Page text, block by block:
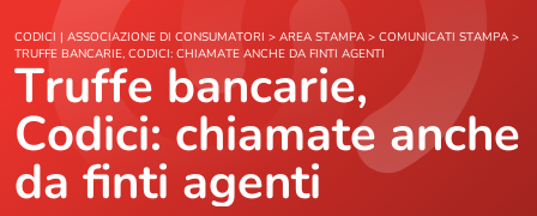
Chi Siamo
Cosa Facciamo
Area Stampa
CODICI | ASSOCIAZIONE DI CONSUMATORI > AREA STAMPA > COMUNICATI STAMPA >
TRUFFE BANCARIE, CODICI: CHIAMATE ANCHE DA FINTI AGENTI
Truffe bancarie,
Codici: chiamate anche
da finti agenti